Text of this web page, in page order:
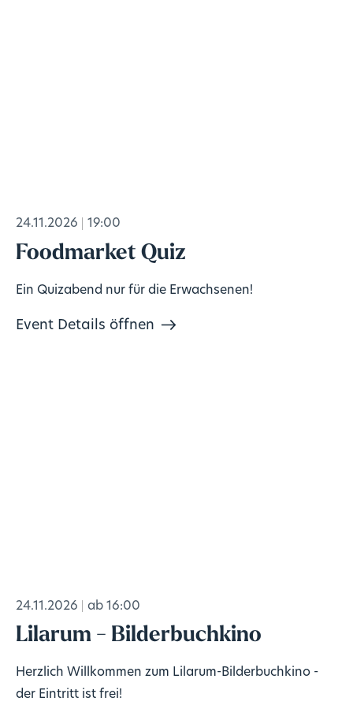
24.11.2026 19:00
Foodmarket Quiz
Ein Quizabend nur für die Erwachsenen!
Event Details öffnen
24.11.2026 ab 16:00
Lilarum - Bilderbuchkino
Herzlich Willkommen zum Lilarum-Bilderbuchkino -
der Eintritt ist frei!